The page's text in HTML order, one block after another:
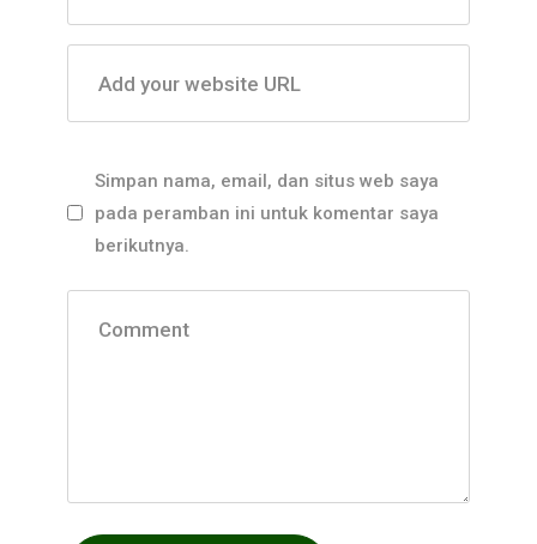
Add your website URL
Simpan nama, email, dan situs web saya
pada peramban ini untuk komentar saya
berikutnya.
Comment